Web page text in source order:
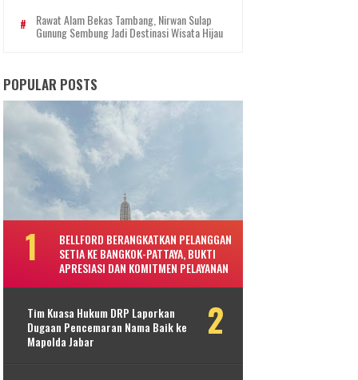
Rawat Alam Bekas Tambang, Nirwan Sulap
Gunung Sembung Jadi Destinasi Wisata Hijau
POPULAR POSTS
BELLFORD BERANGKATKAN PELANGGAN
SETIA KE BANGKOK-PATTAYA, BUKTI
APRESIASI DAN KOMITMEN PELAYANAN
Tim Kuasa Hukum DRP Laporkan
Dugaan Pencemaran Nama Baik ke
Mapolda Jabar